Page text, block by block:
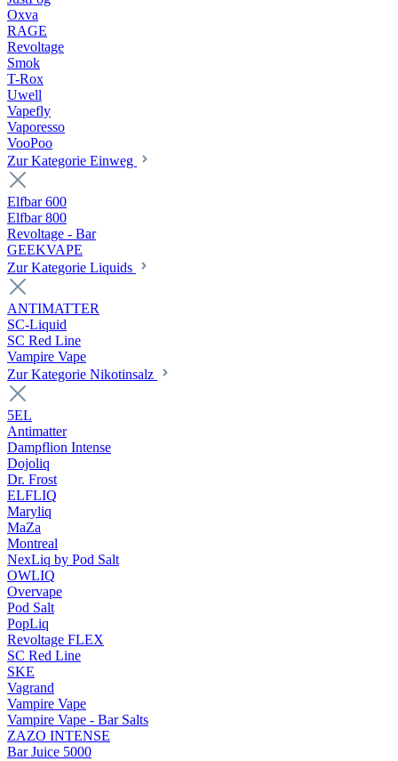
Oxva
RAGE
Revoltage
Smok
T-Rox
Uwell
Vapefly
Vaporesso
VooPoo
Zur Kategorie Einweg
Elfbar 600
Elfbar 800
Revoltage - Bar
GEEKVAPE
Zur Kategorie Liquids
ANTIMATTER
SC-Liquid
SC Red Line
Vampire Vape
Zur Kategorie Nikotinsalz
5EL
Antimatter
Dampflion Intense
Dojoliq
Dr. Frost
ELFLIQ
Maryliq
MaZa
Montreal
NexLiq by Pod Salt
OWLIQ
Overvape
Pod Salt
PopLiq
Revoltage FLEX
SC Red Line
SKE
Vagrand
Vampire Vape
Vampire Vape - Bar Salts
ZAZO INTENSE
Bar Juice 5000